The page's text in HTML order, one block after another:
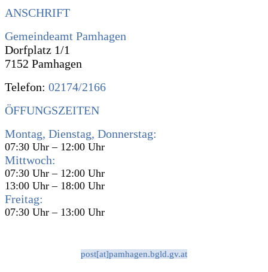
ANSCHRIFT
Gemeindeamt Pamhagen
Dorfplatz 1/1
7152 Pamhagen
Telefon: 02174/2166
ÖFFUNGSZEITEN
Montag, Dienstag, Donnerstag:
07:30 Uhr – 12:00 Uhr
Mittwoch:
07:30 Uhr – 12:00 Uhr
13:00 Uhr – 18:00 Uhr
Freitag:
07:30 Uhr – 13:00 Uhr
post[at]pamhagen.bgld.gv.at